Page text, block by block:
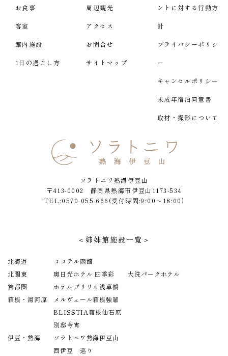
ソラトニワ熱海伊豆山
〒413-0002 静岡県熱海市伊豆山1173-534
TEL:0570-055-666 (受付時間:9:00～18:00)
お食事
客室
館内施設
1日の過ごし方
周辺観光
アクセス
お問合せ
サイトマップ
ントに対する行動方
針
プライバシーポリシ
ー
キャンセルポリシー
未成年宿泊同意書
取材・撮影について
＜姉妹館施設一覧＞
北海道
ココテル函館
北関東
奥日光ホテル 四季彩
大洗パークホテル
首都圏
ホテルブリリオ浅草橋
箱根・湯河原
メルヴェール箱根強羅
BLISSTIA箱根仙石原
別邸今宵
伊豆・熱海
ソラトニワ熱海伊豆山
西伊豆 巡り